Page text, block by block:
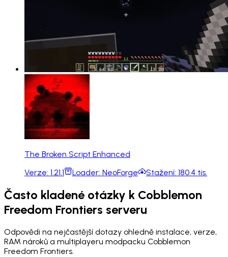
The Broken Script Enhanced
Verze: 1.21.1 Loader: NeoForge Stažení: 180.4 tis.
Často kladené otázky k Cobblemon
Freedom Frontiers serveru
Odpovědi na nejčastější dotazy ohledně instalace, verze,
RAM nároků a multiplayeru modpacku Cobblemon
Freedom Frontiers.